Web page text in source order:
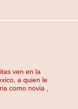
ven en la
a quien le
como novia ,